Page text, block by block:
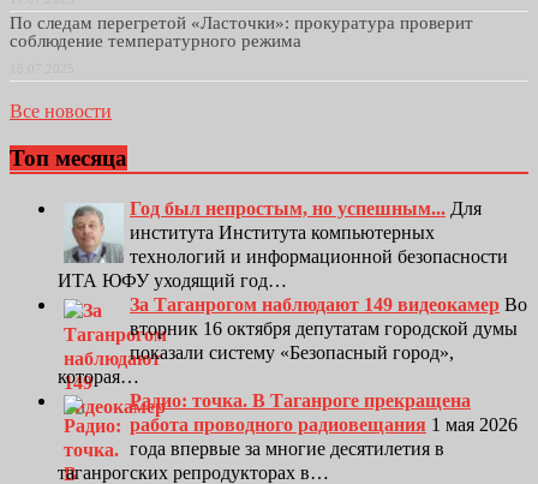
По следам перегретой «Ласточки»: прокуратура проверит
соблюдение температурного режима
Все новости
Топ месяца
Год был непростым, но успешным... Для
института Института компьютерных
технологий и информационной безопасности
ИТА ЮФУ уходящий год…
За Таганрогом наблюдают 149 видеокамер Во
вторник 16 октября депутатам городской думы
показали систему «Безопасный город»,
которая…
Радио: точка. В Таганроге прекращена
работа проводного радиовещания 1 мая 2026
года впервые за многие десятилетия в
таганрогских репродукторах в…